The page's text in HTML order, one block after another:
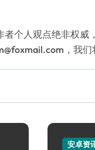
个人观点绝非权威
，我们
安卓资